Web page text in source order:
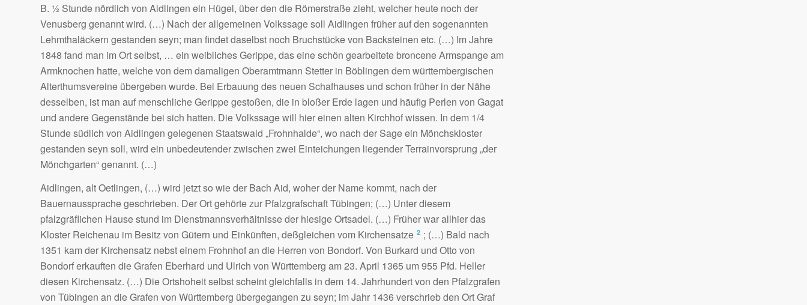
B. ½ Stunde nördlich von Aidlingen ein Hügel, über den die Römerstraße zieht, welcher heute noch der
Venusberg genannt wird. (…) Nach der allgemeinen Volkssage soll Aidlingen früher auf den sogenannten
Lehmthaläckern gestanden seyn; man findet daselbst noch Bruchstücke von Backsteinen etc. (…) Im Jahre
1848 fand man im Ort selbst, … ein weibliches Gerippe, das eine schön gearbeitete broncene Armspange am
Armknochen hatte, welche von dem damaligen Oberamtmann Stetter in Böblingen dem württembergischen
Alterthumsvereine übergeben wurde. Bei Erbauung des neuen Schafhauses und schon früher in der Nähe
desselben, ist man auf menschliche Gerippe gestoßen, die in bloßer Erde lagen und häufig Perlen von Gagat
und andere Gegenstände bei sich hatten. Die Volkssage will hier einen alten Kirchhof wissen. In dem 1/4
Stunde südlich von Aidlingen gelegenen Staatswald „Frohnhalde“, wo nach der Sage ein Mönchskloster
gestanden seyn soll, wird ein unbedeutender zwischen zwei Einteichungen liegender Terrainvorsprung „der
Mönchgarten“ genannt. (…)
Aidlingen, alt Oetlingen, (…) wird jetzt so wie der Bach Aid, woher der Name kommt, nach der
Bauernaussprache geschrieben. Der Ort gehörte zur Pfalzgrafschaft Tübingen; (…) Unter diesem
pfalzgräflichen Hause stund im Dienstmannsverhältnisse der hiesige Ortsadel. (…) Früher war allhier das
Kloster Reichenau im Besitz von Gütern und Einkünften, deßgleichen vom Kirchensatze 2 ; (…) Bald nach
1351 kam der Kirchensatz nebst einem Frohnhof an die Herren von Bondorf. Von Burkard und Otto von
Bondorf erkauften die Grafen Eberhard und Ulrich von Württemberg am 23. April 1365 um 955 Pfd. Heller
diesen Kirchensatz. (…) Die Ortshoheit selbst scheint gleichfalls in dem 14. Jahrhundert von den Pfalzgrafen
von Tübingen an die Grafen von Württemberg übergegangen zu seyn; im Jahr 1436 verschrieb den Ort Graf